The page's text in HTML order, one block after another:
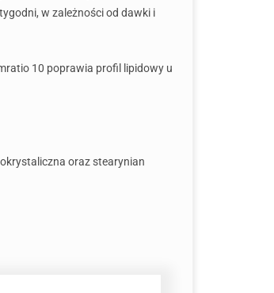
w zależności od dawki i
10 poprawia profil lipidowy u
oraz stearynian